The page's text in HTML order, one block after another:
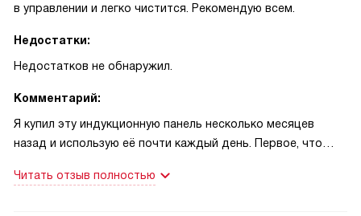
в управлении и легко чистится. Рекомендую всем.
Недостатки:
Недостатков не обнаружил.
Комментарий:
Я купил эту индукционную панель несколько месяцев
назад и использую её почти каждый день. Первое, что
сковорода разогревается мгновенно, и можно быстро
Читать отзыв полностью